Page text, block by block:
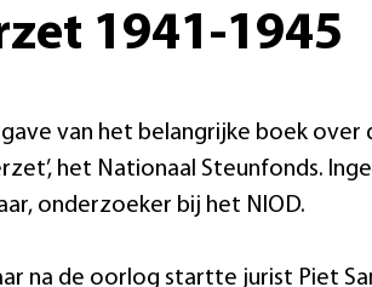
1941-1945
van het belangrijke boek over
het Nationaal Steunfonds.
onderzoeker bij het NIOD.
na de oorlog startte jurist Piet